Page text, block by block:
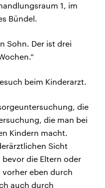
1, im
Bündel.
Sohn. Der ist drei
beim Kinderarzt.
die
die man bei
Kindern macht.
Sicht
die Eltern oder
vorher eben durch
auch durch